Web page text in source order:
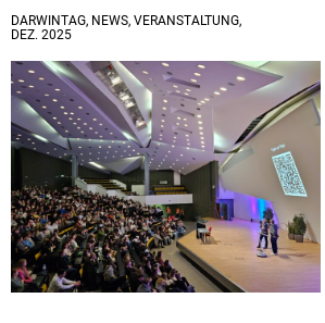
DARWINTAG, NEWS, VERANSTALTUNG,
DEZ. 2025